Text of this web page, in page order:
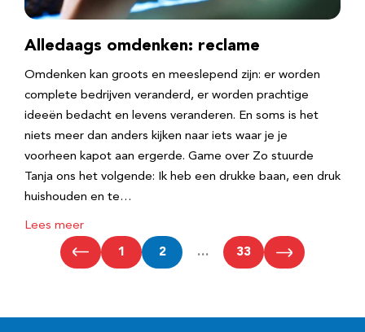
Alledaags omdenken: reclame
Omdenken kan groots en meeslepend zijn: er worden
complete bedrijven veranderd, er worden prachtige
ideeën bedacht en levens veranderen. En soms is het
niets meer dan anders kijken naar iets waar je je
voorheen kapot aan ergerde. Game over Zo stuurde
Tanja ons het volgende: Ik heb een drukke baan, een druk
huishouden en te…
Lees meer
1 2 … 33